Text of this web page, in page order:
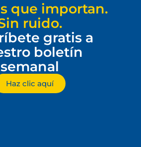
que importan.
ruido.
gratis a
boletín
semanal
Haz clic aquí